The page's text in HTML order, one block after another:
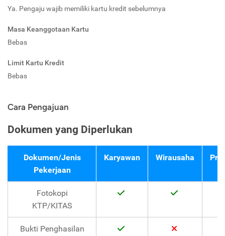
Ya. Pengaju wajib memiliki kartu kredit sebelumnya
Masa Keanggotaan Kartu
Bebas
Limit Kartu Kredit
Bebas
Cara Pengajuan
Dokumen yang Diperlukan
Dokumen/Jenis
Pekerjaan
Karyawan Wirausaha
Fotokopi
KTP/KITAS
Bukti Penghasilan